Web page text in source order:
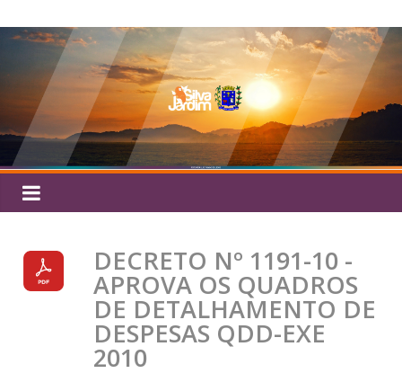
para
conteúdo
Silva
Jardim
DECRETO Nº 1191-10 -
APROVA OS QUADROS
DE DETALHAMENTO DE
DESPESAS QDD-EXE
2010